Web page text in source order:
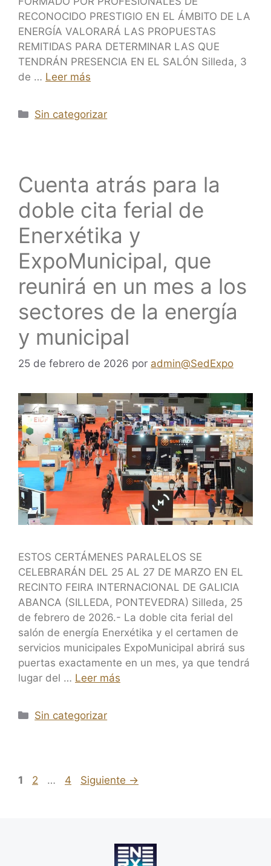
RECONOCIDO PRESTIGIO EN EL ÁMBITO DE LA
ENERGÍA VALORARÁ LAS PROPUESTAS
REMITIDAS PARA DETERMINAR LAS QUE
TENDRÁN PRESENCIA EN EL SALÓN Silleda, 3
de … Leer más
Sin categorizar
Cuenta atrás para la
doble cita ferial de
Enerxétika y
ExpoMunicipal, que
reunirá en un mes a los
sectores de la energía
y municipal
25 de febrero de 2026 por admin@SedExpo
ESTOS CERTÁMENES PARALELOS SE
CELEBRARÁN DEL 25 AL 27 DE MARZO EN EL
RECINTO FEIRA INTERNACIONAL DE GALICIA
ABANCA (SILLEDA, PONTEVEDRA) Silleda, 25
de febrero de 2026.- La doble cita ferial del
salón de energía Enerxétika y el certamen de
servicios municipales ExpoMunicipal abrirá sus
puertas exactamente en un mes, ya que tendrá
lugar del … Leer más
Sin categorizar
1 2 … 4 Siguiente →